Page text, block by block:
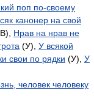
поп по-своему
канонер на свой
Нрав на нрав не
(У), У всякой
свои по рядки (У), У
человек человеку